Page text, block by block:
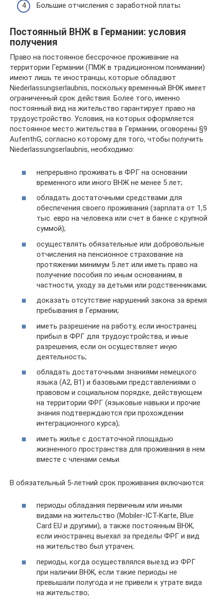
Большие отчисления с заработной платы.
Постоянный ВНЖ в Германии: условия
получения
Право на постоянное бессрочное проживание на
территории Германии (ПМЖ в традиционном понимании)
имеют лишь те иностранцы, которые обладают
Niederlassungserlaubnis, поскольку временный ВНЖ имеет
ограниченный срок действия. Более того, именно
постоянный вид на жительство гарантирует право на
трудоустройство. Условия, на которых оформляется
постоянное место жительства в Германии, оговорены §9
AufenthG, согласно которому для того, чтобы получить
Niederlassungserlaubnis, необходимо:
непрерывно проживать в ФРГ на основании
временного или иного ВНЖ не менее 5 лет;
обладать достаточными средствами для
обеспечения своего проживания (зарплата от 1,5
тыс. евро на человека или счет в банке с крупной
суммой);
осуществлять обязательные или добровольные
отчисления на пенсионное страхование на
протяжении минимум 5 лет или иметь право на
получение пособия по иным основаниям, в
частности, уходу за детьми или родственниками;
доказать отсутствие нарушений закона за время
пребывания в Германии;
иметь разрешение на работу, если иностранец
прибыл в ФРГ для трудоустройства, и иные
разрешения, если он осуществляет иную
деятельность;
обладать достаточными знаниями немецкого
языка (А2, В1) и базовыми представлениями о
правовом и социальном порядке, действующем
на территории ФРГ (языковые навыки и прочие
знания подтверждаются при прохождении
интеграционного курса);
иметь жилье с достаточной площадью
жизненного пространства для проживания в нем
вместе с членами семьи.
В обязательный 5-летний срок проживания включаются:
периоды обладания первичным или иными
видами на жительство (Mobiler-ICT-Karte, Blue
Card EU и другими), а также постоянным ВНЖ,
если иностранец выехал за пределы ФРГ и вид
на жительство был утрачен;
периоды, когда осуществлялся выезд из ФРГ
при наличии ВНЖ, если такие периоды не
превышали полугода и не привели к утрате вида
на жительство;